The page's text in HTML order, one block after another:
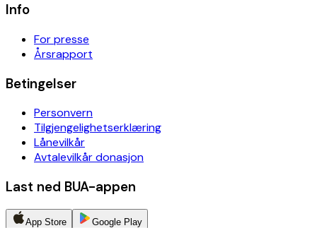
Info
For presse
Årsrapport
Betingelser
Personvern
Tilgjengelighetserklæring
Lånevilkår
Avtalevilkår donasjon
Last ned BUA-appen
App Store Google Play